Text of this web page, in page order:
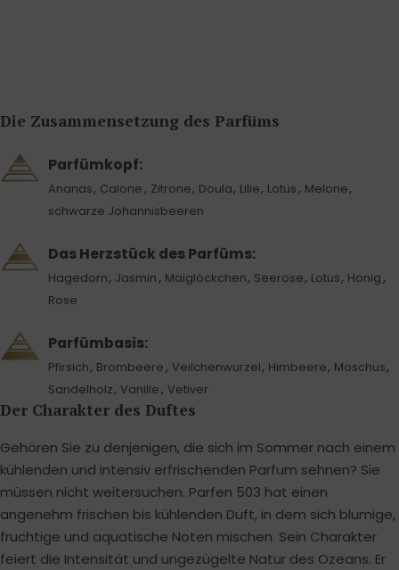
Die Zusammensetzung des Parfüms
Parfümkopf:
Ananas, Calone , Zitrone, Doula, Lilie, Lotus , Melone,
schwarze Johannisbeeren
Das Herzstück des Parfüms:
Hagedorn, Jasmin , Maiglöckchen, Seerose, Lotus, Honig ,
Rose
Parfümbasis:
Pfirsich, Brombeere , Veilchenwurzel, Himbeere, Moschus,
Sandelholz, Vanille , Vetiver
Der Charakter des Duftes
Gehören Sie zu denjenigen, die sich im Sommer nach einem
kühlenden und intensiv erfrischenden Parfum sehnen? Sie
müssen nicht weitersuchen. Parfen 503 hat einen
angenehm frischen bis kühlenden Duft, in dem sich blumige,
fruchtige und aquatische Noten mischen. Sein Charakter
feiert die Intensität und ungezügelte Natur des Ozeans. Er